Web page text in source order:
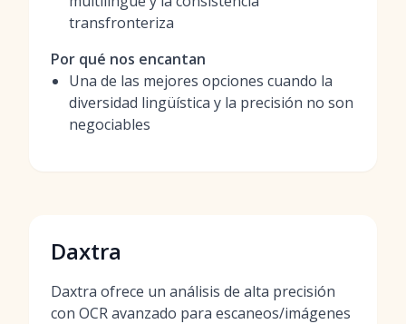
transfronteriza
Por qué nos encantan
Una de las mejores opciones cuando la
diversidad lingüística y la precisión no son
negociables
Daxtra
Daxtra ofrece un análisis de alta precisión
con OCR avanzado para escaneos/imágenes